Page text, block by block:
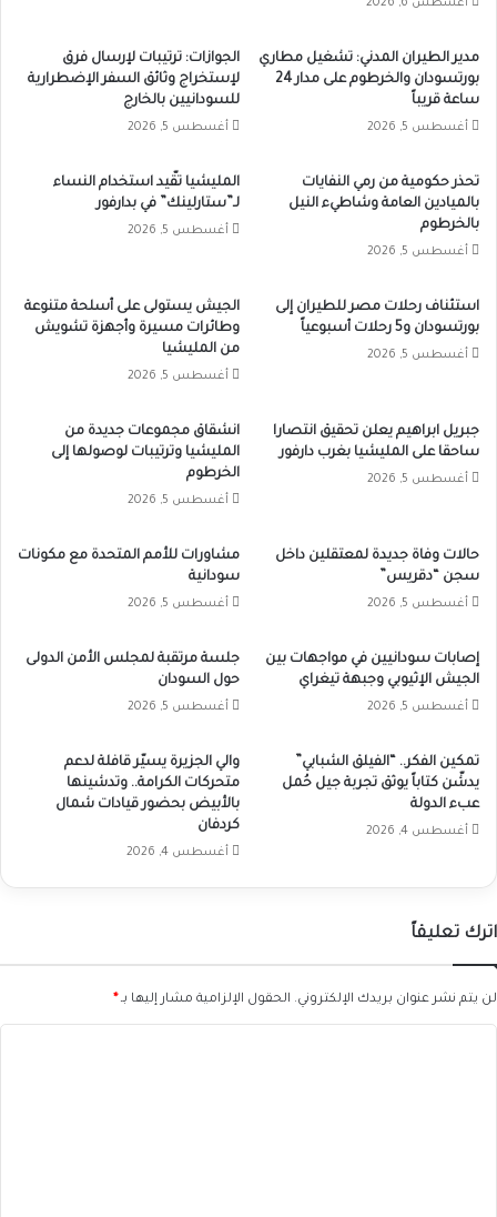
أغسطس 6, 2026
مدير الطيران المدني: تشغيل مطاري
بورتسودان والخرطوم على مدار 24
ساعة قريباً
أغسطس 5, 2026
الجوازات: ترتيبات لإرسال فرق
لإستخراج وثائق السفر الإضطرارية
للسودانيين بالخارج
أغسطس 5, 2026
تحذر حكومية من رمي النفايات
بالميادين العامة وشاطيء النيل
بالخرطوم
أغسطس 5, 2026
المليشيا تقّيد استخدام النساء
لـ”ستارلينك” في بدارفور
أغسطس 5, 2026
استئناف رحلات مصر للطيران إلى
بورتسودان و5 رحلات أسبوعياً
أغسطس 5, 2026
الجيش يستولى على أسلحة متنوعة
وطائرات مسيرة وأجهزة تشويش
من المليشيا
أغسطس 5, 2026
جبريل ابراهيم يعلن تحقيق انتصارا
ساحقا على المليشيا بغرب دارفور
أغسطس 5, 2026
انشقاق مجموعات جديدة من
المليشيا وترتيبات لوصولها إلى
الخرطوم
أغسطس 5, 2026
حالات وفاة جديدة لمعتقلين داخل
سجن “دقريس”
أغسطس 5, 2026
مشاورات للأمم المتحدة مع مكونات
سودانية
أغسطس 5, 2026
إصابات سودانيين في مواجهات بين
الجيش الإثيوبي وجبهة تيغراي
أغسطس 5, 2026
جلسة مرتقبة لمجلس الأمن الدولى
حول السودان
أغسطس 5, 2026
تمكين الفكر.. “الفيلق الشبابي”
يدشّن كتاباً يوثق تجربة جيل حُمل
عبء الدولة
أغسطس 4, 2026
والي الجزيرة يسيّر قافلة لدعم
متحركات الكرامة.. وتدشينها
بالأبيض بحضور قيادات شمال
كردفان
أغسطس 4, 2026
اترك تعليقاً
لن يتم نشر عنوان بريدك الإلكتروني. الحقول الإلزامية مشار إليها بـ*